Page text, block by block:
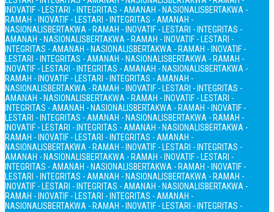
INOVATIF - LESTARI - INTEGRITAS - AMANAH - NASIONALISBERTAKWA -
RAMAH - INOVATIF - LESTARI - INTEGRITAS - AMANAH -
NASIONALISBERTAKWA - RAMAH - INOVATIF - LESTARI - INTEGRITAS -
AMANAH - NASIONALISBERTAKWA - RAMAH - INOVATIF - LESTARI -
INTEGRITAS - AMANAH - NASIONALISBERTAKWA - RAMAH - INOVATIF -
LESTARI - INTEGRITAS - AMANAH - NASIONALISBERTAKWA - RAMAH -
INOVATIF - LESTARI - INTEGRITAS - AMANAH - NASIONALISBERTAKWA -
RAMAH - INOVATIF - LESTARI - INTEGRITAS - AMANAH -
NASIONALISBERTAKWA - RAMAH - INOVATIF - LESTARI - INTEGRITAS -
AMANAH - NASIONALISBERTAKWA - RAMAH - INOVATIF - LESTARI -
INTEGRITAS - AMANAH - NASIONALISBERTAKWA - RAMAH - INOVATIF -
LESTARI - INTEGRITAS - AMANAH - NASIONALISBERTAKWA - RAMAH -
INOVATIF - LESTARI - INTEGRITAS - AMANAH - NASIONALISBERTAKWA -
RAMAH - INOVATIF - LESTARI - INTEGRITAS - AMANAH -
NASIONALISBERTAKWA - RAMAH - INOVATIF - LESTARI - INTEGRITAS -
AMANAH - NASIONALISBERTAKWA - RAMAH - INOVATIF - LESTARI -
INTEGRITAS - AMANAH - NASIONALISBERTAKWA - RAMAH - INOVATIF -
LESTARI - INTEGRITAS - AMANAH - NASIONALISBERTAKWA - RAMAH -
INOVATIF - LESTARI - INTEGRITAS - AMANAH - NASIONALISBERTAKWA -
RAMAH - INOVATIF - LESTARI - INTEGRITAS - AMANAH -
NASIONALISBERTAKWA - RAMAH - INOVATIF - LESTARI - INTEGRITAS -